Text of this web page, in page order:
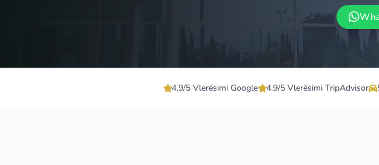
4.9/5 Vlerësimi Google 4.9/5 Vlerësimi TripAdvisor